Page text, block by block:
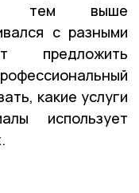
тем выше
с разными
предложить
какие услуги
использует